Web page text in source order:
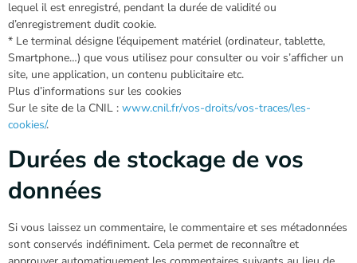
lequel il est enregistré, pendant la durée de validité ou
d’enregistrement dudit cookie.
* Le terminal désigne l’équipement matériel (ordinateur, tablette,
Smartphone…) que vous utilisez pour consulter ou voir s’afficher un
site, une application, un contenu publicitaire etc.
Plus d’informations sur les cookies
Sur le site de la CNIL : www.cnil.fr/vos-droits/vos-traces/les-
cookies/.
Durées de stockage de vos
données
Si vous laissez un commentaire, le commentaire et ses métadonnées
sont conservés indéfiniment. Cela permet de reconnaître et